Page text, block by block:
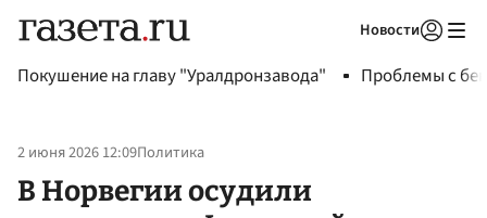
Новости
Покушение на главу "Уралдронзавода" Проблемы с
2 июня 2026 12:09Политика
В Норвегии осудили